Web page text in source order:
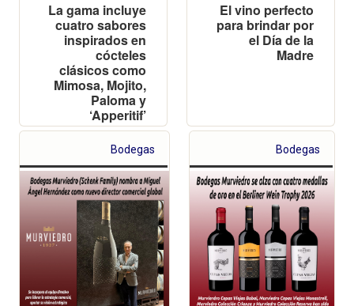
La gama incluye
cuatro sabores
inspirados en
cócteles
clásicos como
Mimosa, Mojito,
Paloma y
‘Apperitif’
El vino perfecto
para brindar por
el Día de la
Madre
Bodegas Bodegas